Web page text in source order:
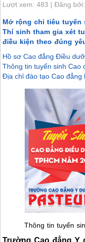
Lượt xem: 483 | Đăng
Mở rộng chỉ tiêu tuyển
Thí sinh tham gia xét
điều kiện theo đúng
Hồ sơ Cao đẳng Điều
Thông tin tuyển sinh
Địa chỉ đào tạo Cao
Thông tin tuyển
Trường Cao đẳng Y